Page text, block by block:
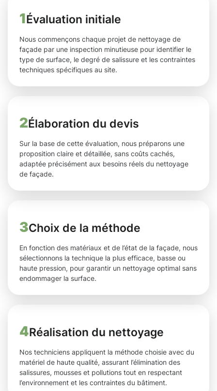
1Évaluation initiale
Nous commençons chaque projet de nettoyage de
façade par une inspection minutieuse pour identifier le
type de surface, le degré de salissure et les contraintes
techniques spécifiques au site.
2Élaboration du devis
Sur la base de cette évaluation, nous préparons une
proposition claire et détaillée, sans coûts cachés,
adaptée précisément aux besoins réels du nettoyage
de façade.
3Choix de la méthode
En fonction des matériaux et de l’état de la façade, nous
sélectionnons la technique la plus efficace, basse ou
haute pression, pour garantir un nettoyage optimal sans
endommager la surface.
4Réalisation du nettoyage
Nos techniciens appliquent la méthode choisie avec du
matériel de haute qualité, assurant l’élimination des
salissures, mousses et pollutions tout en respectant
l’environnement et les contraintes du bâtiment.